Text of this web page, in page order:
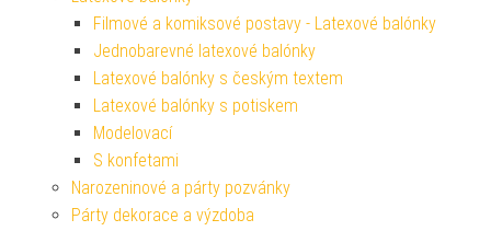
Filmové a komiksové postavy - Latexové balónky
Jednobarevné latexové balónky
Latexové balónky s českým textem
Latexové balónky s potiskem
Modelovací
S konfetami
Narozeninové a párty pozvánky
Párty dekorace a výzdoba